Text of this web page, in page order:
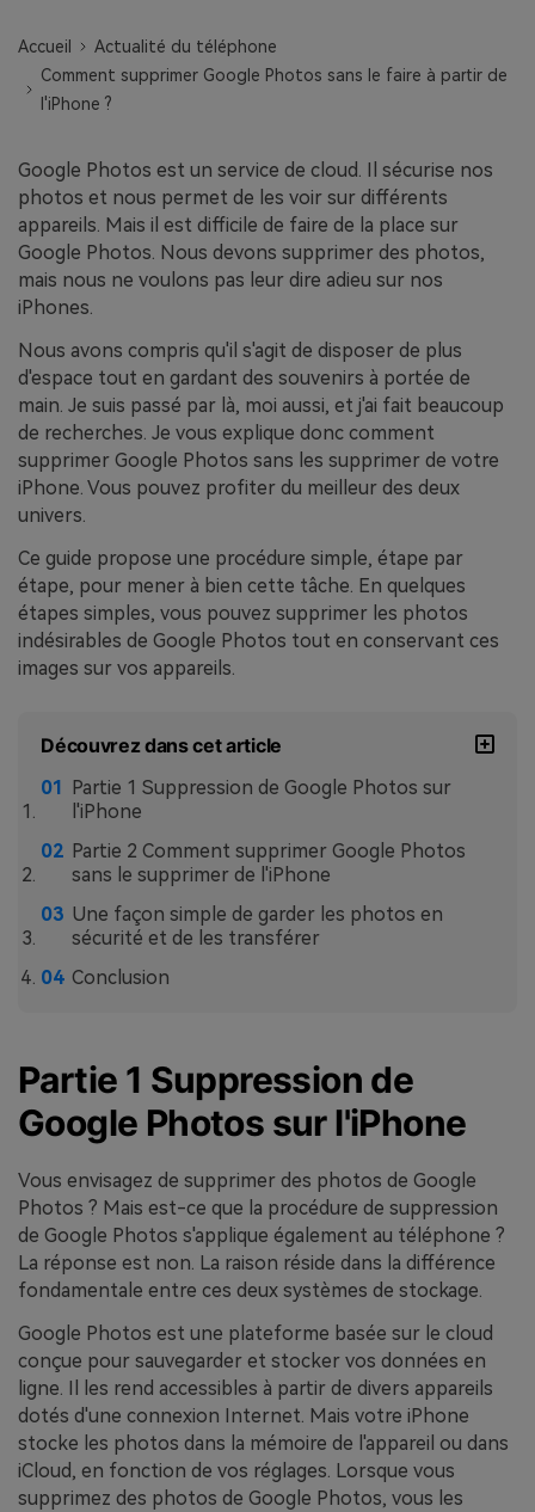
Accueil
Actualité du téléphone
Comment supprimer Google Photos sans le faire à partir de
l'iPhone ?
Google Photos est un service de cloud. Il sécurise nos
photos et nous permet de les voir sur différents
appareils. Mais il est difficile de faire de la place sur
Google Photos. Nous devons supprimer des photos,
mais nous ne voulons pas leur dire adieu sur nos
iPhones.
Nous avons compris qu'il s'agit de disposer de plus
d'espace tout en gardant des souvenirs à portée de
main. Je suis passé par là, moi aussi, et j'ai fait beaucoup
de recherches. Je vous explique donc comment
supprimer Google Photos sans les supprimer de votre
iPhone. Vous pouvez profiter du meilleur des deux
univers.
Ce guide propose une procédure simple, étape par
étape, pour mener à bien cette tâche. En quelques
étapes simples, vous pouvez supprimer les photos
indésirables de Google Photos tout en conservant ces
images sur vos appareils.
Découvrez dans cet article
Partie 1 Suppression de Google Photos sur
l'iPhone
Partie 2 Comment supprimer Google Photos
sans le supprimer de l'iPhone
Une façon simple de garder les photos en
sécurité et de les transférer
Conclusion
Partie 1 Suppression de
Google Photos sur l'iPhone
Vous envisagez de supprimer des photos de Google
Photos ? Mais est-ce que la procédure de suppression
de Google Photos s'applique également au téléphone ?
La réponse est non. La raison réside dans la différence
fondamentale entre ces deux systèmes de stockage.
Google Photos est une plateforme basée sur le cloud
conçue pour sauvegarder et stocker vos données en
ligne. Il les rend accessibles à partir de divers appareils
dotés d'une connexion Internet. Mais votre iPhone
stocke les photos dans la mémoire de l'appareil ou dans
iCloud, en fonction de vos réglages. Lorsque vous
supprimez des photos de Google Photos, vous les